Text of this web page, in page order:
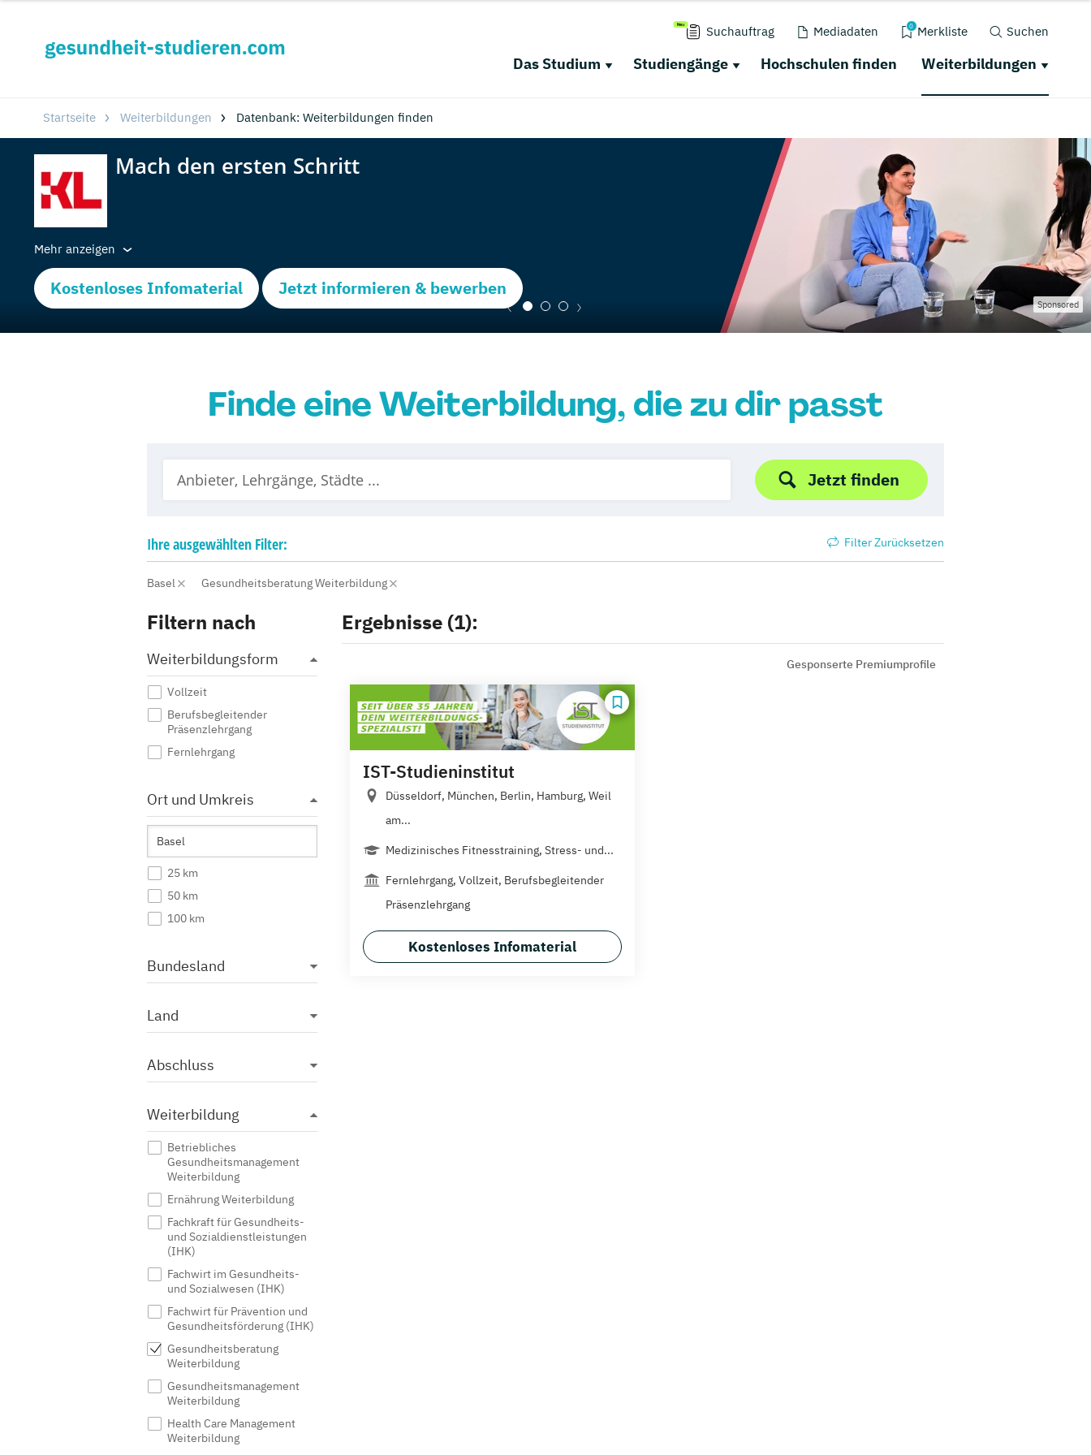
Suchauftrag Mediadaten 0 Merkliste Suchen
Das Studium Studiengänge Hochschulen finden Weiterbildungen
Startseite Weiterbildungen Datenbank: Weiterbildungen finden
Mehr anzeigen
Kostenloses Infomaterial Jetzt informieren & bewerben
Sponsored
Finde eine Weiterbildung, die zu dir passt
Jetzt finden
Ihreausgewählten Filter: Filter Zurücksetzen
Basel Gesundheitsberatung Weiterbildung
Filtern nach
Weiterbildungsform
Vollzeit
Berufsbegleitender
Präsenzlehrgang
Fernlehrgang
Ort und Umkreis
25 km
50 km
100 km
Bundesland
Land
Abschluss
Weiterbildung
Betriebliches
Gesundheitsmanagement
Weiterbildung
Ernährung Weiterbildung
Fachkraft für Gesundheits-
und Sozialdienstleistungen
(IHK)
Fachwirt im Gesundheits-
und Sozialwesen (IHK)
Fachwirt für Prävention und
Gesundheitsförderung (IHK)
Gesundheitsberatung
Weiterbildung
Gesundheitsmanagement
Weiterbildung
Health Care Management
Weiterbildung
Ergebnisse (1):
Gesponserte Premiumprofile
IST-Studieninstitut
Düsseldorf, München, Berlin, Hamburg, Weil
am...
Medizinisches Fitnesstraining, Stress- und...
Fernlehrgang, Vollzeit, Berufsbegleitender
Präsenzlehrgang
Kostenloses Infomaterial